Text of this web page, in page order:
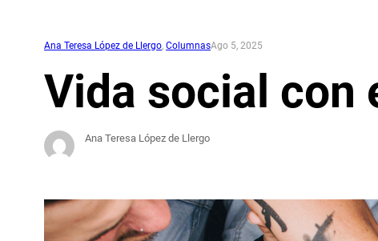
Ana Teresa López de Llergo , ColumnasAgo 5, 2025
Vida social con
Ana Teresa López de Llergo